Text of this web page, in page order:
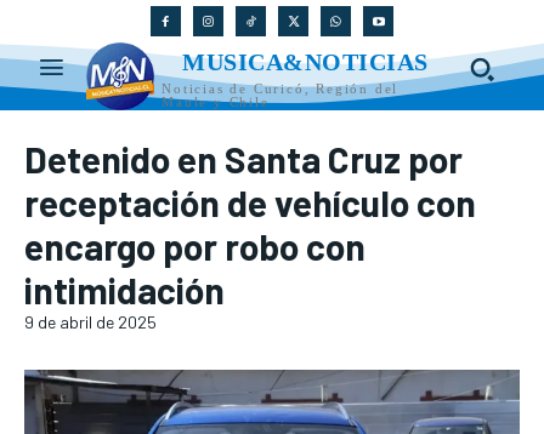
MUSICA&NOTICIAS
Noticias de Curicó, Región del
Maule y Chile
Detenido en Santa Cruz por
receptación de vehículo con
encargo por robo con
intimidación
9 de abril de 2025